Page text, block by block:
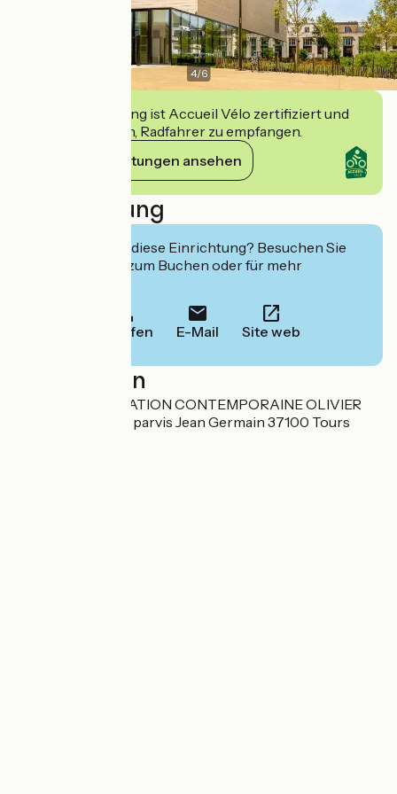
4/6
Diese Einrichtung ist Accueil Vélo zertifiziert und
verpflichtet sich, Radfahrer zu empfangen.
Ihre Verpflichtungen ansehen
Beschreibung
Interessiert Sie diese Einrichtung? Besuchen Sie
deren Website zum Buchen oder für mehr
Anrufen E-Mail Site web
Localisation
CENTRE DE CREATION CONTEMPORAINE OLIVIER
DEBRE CCC OD 1 parvis Jean Germain 37100 Tours